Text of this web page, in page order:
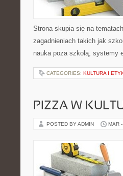
Strona skupia się na
zagadnieniach takich jak
nauka poza szkołą, systemy
CATEGORIES: KULTURA I
PIZZA W
POSTED BY ADMIN MAR